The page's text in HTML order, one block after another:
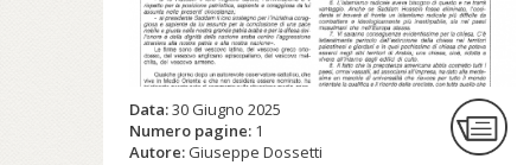
Data:30 Giugno 2025
Numero pagine: 1
Autore: Giuseppe Dossetti